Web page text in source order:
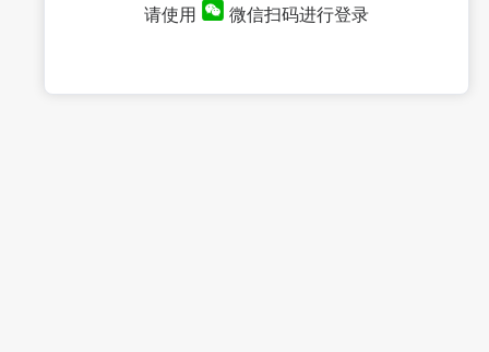
请使用 微信扫码进行登录